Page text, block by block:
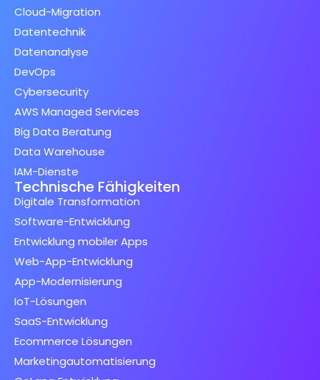
Cloud-Migration
Datentechnik
Datenanalyse
DevOps
Cybersecurity
AWS Managed Services
Big Data Beratung
Data Warehouse
IAM-Dienste
Technische Fähigkeiten
Digitale Transformation
Software-Entwicklung
Entwicklung mobiler Apps
Web-App-Entwicklung
App-Modernisierung
IoT-Lösungen
SaaS-Entwicklung
Ecommerce Lösungen
Marketingautomatisierung